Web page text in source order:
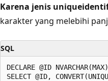
Karena jenis
karakter yang melebihi
SQL
DECLARE @ID